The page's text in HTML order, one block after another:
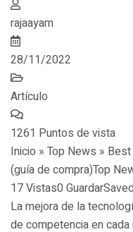
rajaayam
28/11/2022
Artículo
1261 Puntos de vista
Inicio » Top News »
(guía de compra)Top
17 Vistas0
La mejora de la
de competencia en